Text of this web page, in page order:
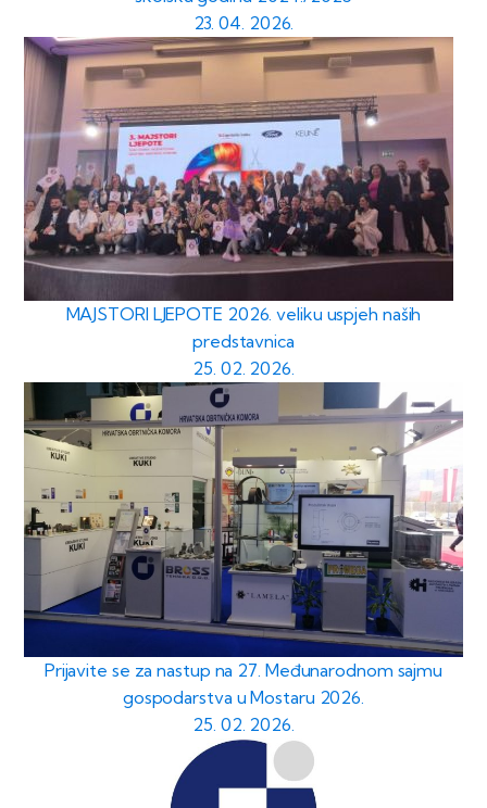
23. 04. 2026.
MAJSTORI LJEPOTE 2026. veliku uspjeh naših
predstavnica
25. 02. 2026.
Prijavite se za nastup na 27. Međunarodnom sajmu
gospodarstva u Mostaru 2026.
25. 02. 2026.